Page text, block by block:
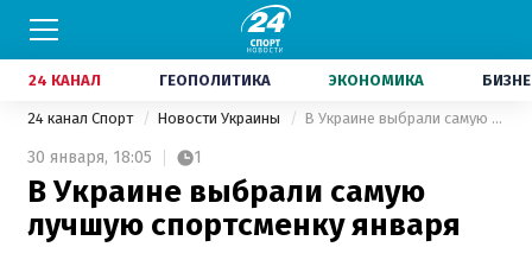
24 КАНАЛ ГЕОПОЛИТИКА ЭКОНОМИКА
24 канал Спорт Новости Украины В Украине выбрали самую лучшую спортсменку января
30 января, 18:05 1
В Украине выбрали самую
лучшую спортсменку января